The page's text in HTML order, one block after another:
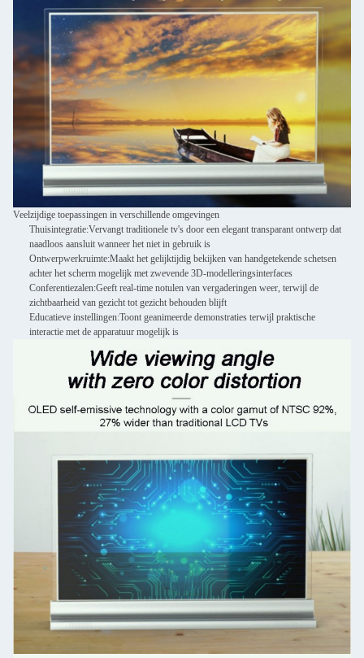
Veelzijdige toepassingen in verschillende omgevingen
Thuisintegratie:Vervangt traditionele tv's door een elegant transparant ontwerp dat
naadloos aansluit wanneer het niet in gebruik is
Ontwerpwerkruimte:Maakt het gelijktijdig bekijken van handgetekende schetsen
achter het scherm mogelijk met zwevende 3D-modelleringsinterfaces
Conferentiezalen:Geeft real-time notulen van vergaderingen weer, terwijl de
zichtbaarheid van gezicht tot gezicht behouden blijft
Educatieve instellingen:Toont geanimeerde demonstraties terwijl praktische
interactie met de apparatuur mogelijk is